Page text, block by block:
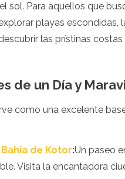
sol. Para aquellos que
playas escondidas,
las prístinas
de un Día y
como una excelente
Bahía de Kotor:Un paseo
Visita la encantadora